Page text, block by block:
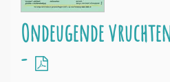
Ondeugende
-